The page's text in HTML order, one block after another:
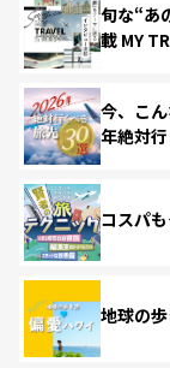
旬な“あ
載 MY
今、こ
年絶対
コスパ
地球の